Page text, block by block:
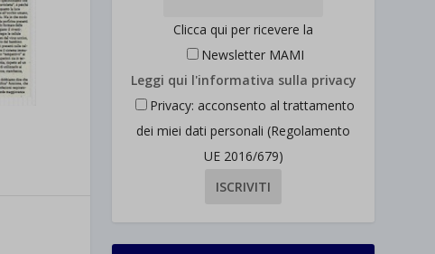
Clicca qui per ricevere la
Newsletter MAMI
Leggi qui l'informativa sulla privacy
Privacy: acconsento al trattamento
dei miei dati personali (Regolamento
UE 2016/679)